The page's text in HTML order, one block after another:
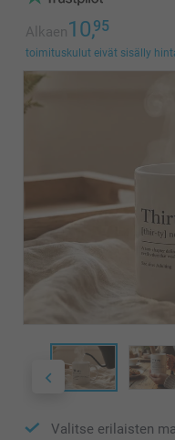
Alkaen10,95
toimituskulut eivät sisälly
Valitse erilaisten